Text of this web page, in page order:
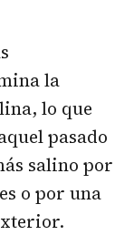
la
lo que
pasado
salino por
o por una